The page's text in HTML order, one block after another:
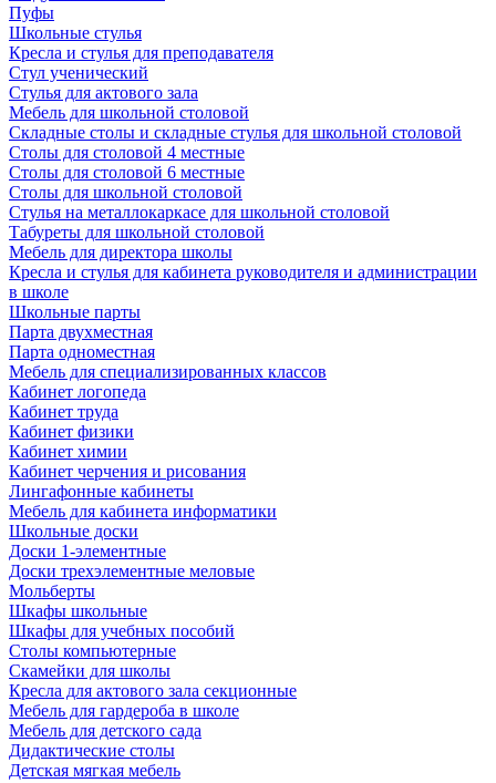
Пуфы
Школьные стулья
Кресла и стулья для преподавателя
Стул ученический
Стулья для актового зала
Мебель для школьной столовой
Складные столы и складные стулья для школьной столовой
Столы для столовой 4 местные
Столы для столовой 6 местные
Столы для школьной столовой
Стулья на металлокаркасе для школьной столовой
Табуреты для школьной столовой
Мебель для директора школы
Кресла и стулья для кабинета руководителя и администрации
в школе
Школьные парты
Парта двухместная
Парта одноместная
Мебель для специализированных классов
Кабинет логопеда
Кабинет труда
Кабинет физики
Кабинет химии
Кабинет черчения и рисования
Лингафонные кабинеты
Мебель для кабинета информатики
Школьные доски
Доски 1-элементные
Доски трехэлементные меловые
Мольберты
Шкафы школьные
Шкафы для учебных пособий
Столы компьютерные
Скамейки для школы
Кресла для актового зала секционные
Мебель для гардероба в школе
Мебель для детского сада
Дидактические столы
Детская мягкая мебель